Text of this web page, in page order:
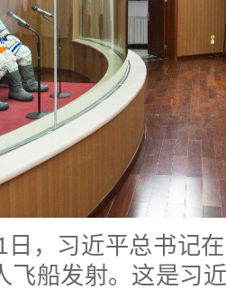
，习近平总书记在
飞船发射。这是习